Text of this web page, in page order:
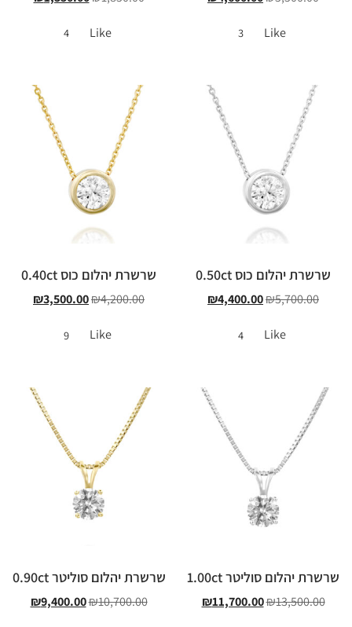
Like
3
Like
4
שרשרת יהלום כוס 0.50ct
₪5,700.00
₪4,400.00
Like
4
שרשרת יהלום כוס 0.40ct
₪4,200.00
₪3,500.00
Like
9
שרשרת יהלום סוליטר 1.00ct
₪13,500.00
₪11,700.00
שרשרת יהלום סוליטר 0.90ct
₪10,700.00
₪9,400.00